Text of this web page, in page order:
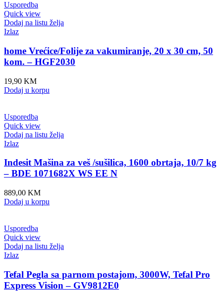
Usporedba
Quick view
Dodaj na listu želja
Izlaz
home Vrećice/Folije za vakumiranje, 20 x 30 cm, 50
kom. – HGF2030
19,90 KM
Dodaj u korpu
Usporedba
Quick view
Dodaj na listu želja
Izlaz
Indesit Mašina za veš /sušilica, 1600 obrtaja, 10/7 kg
– BDE 1071682X WS EE N
889,00 KM
Dodaj u korpu
Usporedba
Quick view
Dodaj na listu želja
Izlaz
Tefal Pegla sa parnom postajom, 3000W, Tefal Pro
Express Vision – GV9812E0